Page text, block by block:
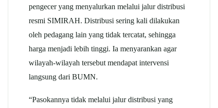
pengecer yang menyalurkan melalui jalur distribusi
resmi SIMIRAH. Distribusi sering kali dilakukan
oleh pedagang lain yang tidak tercatat, sehingga
harga menjadi lebih tinggi. Ia menyarankan agar
wilayah-wilayah tersebut mendapat intervensi
langsung dari BUMN.
“Pasokannya tidak melalui jalur distribusi yang